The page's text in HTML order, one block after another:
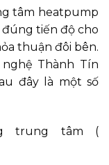
tâm heatpump
đúng tiến độ cho
thuận đôi bên.
Thành Tín
đây là một số
trung tâm (